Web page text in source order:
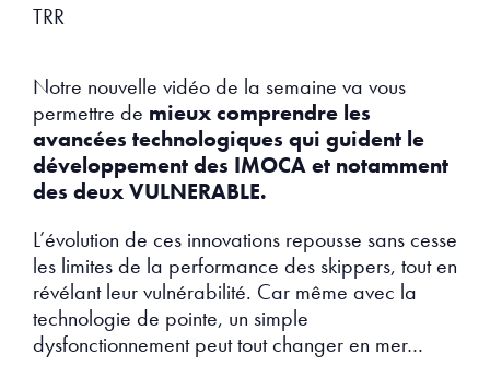
TRR
Notre nouvelle vidéo de la semaine va vous
permettre de mieux comprendre les
avancées technologiques qui guident le
développement des IMOCA et notamment
des deux VULNERABLE.
L’évolution de ces innovations repousse sans cesse
les limites de la performance des skippers, tout en
révélant leur vulnérabilité. Car même avec la
technologie de pointe, un simple
dysfonctionnement peut tout changer en mer…